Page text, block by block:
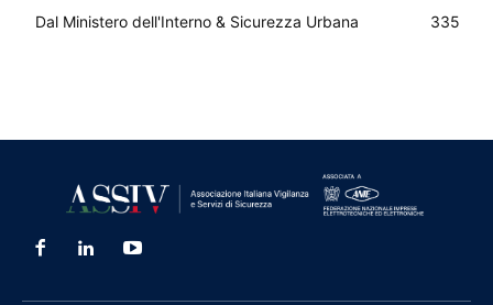
Dal Ministero dell'Interno & Sicurezza Urbana
335